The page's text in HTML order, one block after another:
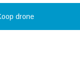
drone